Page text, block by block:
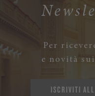
Per
e novità
ISCRIVITI